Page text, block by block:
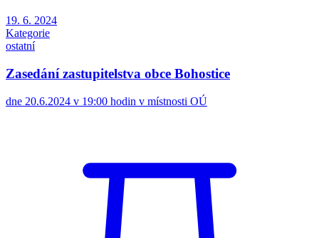
19. 6. 2024
Kategorie
ostatní
Zasedání zastupitelstva obce Bohostice
dne 20.6.2024 v 19:00 hodin v místnosti OÚ